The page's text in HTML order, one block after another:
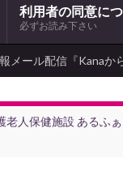
利用者の同意に
必ずお読み下さい
メール配信『Kanaか
人保健施設 あるふぁ